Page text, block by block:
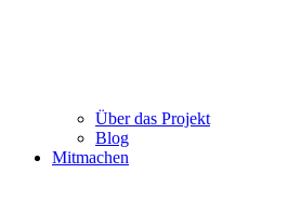
Über das Projekt
Blog
Mitmachen